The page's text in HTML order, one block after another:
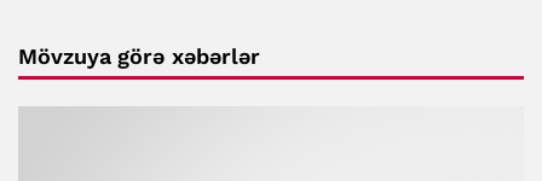
Mövzuya görə xəbərlər